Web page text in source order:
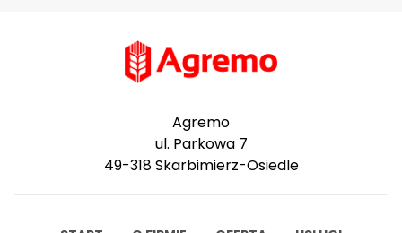
Agremo
ul. Parkowa 7
49-318 Skarbimierz-Osiedle